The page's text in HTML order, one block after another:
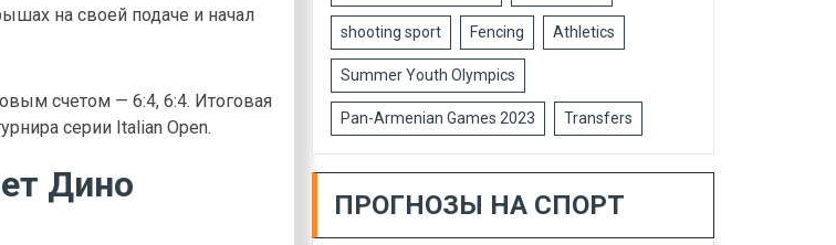
на своей подаче и начал
счетом — 6:4, 6:4. Итоговая
серии Italian Open.
Дино
shooting sport Fencing Athletics
Summer Youth Olympics
Pan-Armenian Games 2023 Transfers
ПРОГНОЗЫ НА СПОРТ